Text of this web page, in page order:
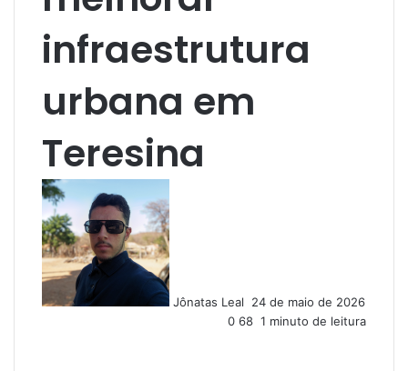
infraestrutura
urbana em
Teresina
Jônatas Leal
m
e
24 de maio de 2026
0 68 1 minuto de leitura